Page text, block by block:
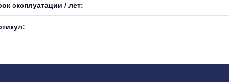
эксплуатации / лет: